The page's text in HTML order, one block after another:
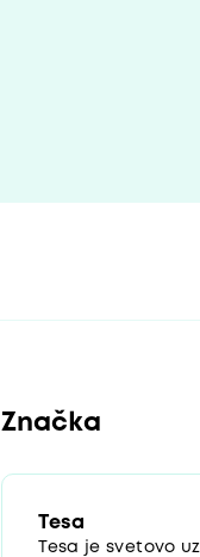
Značka
Tesa
Tesa je svetovo